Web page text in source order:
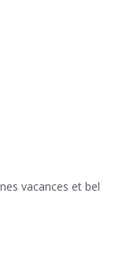
vacances et bel